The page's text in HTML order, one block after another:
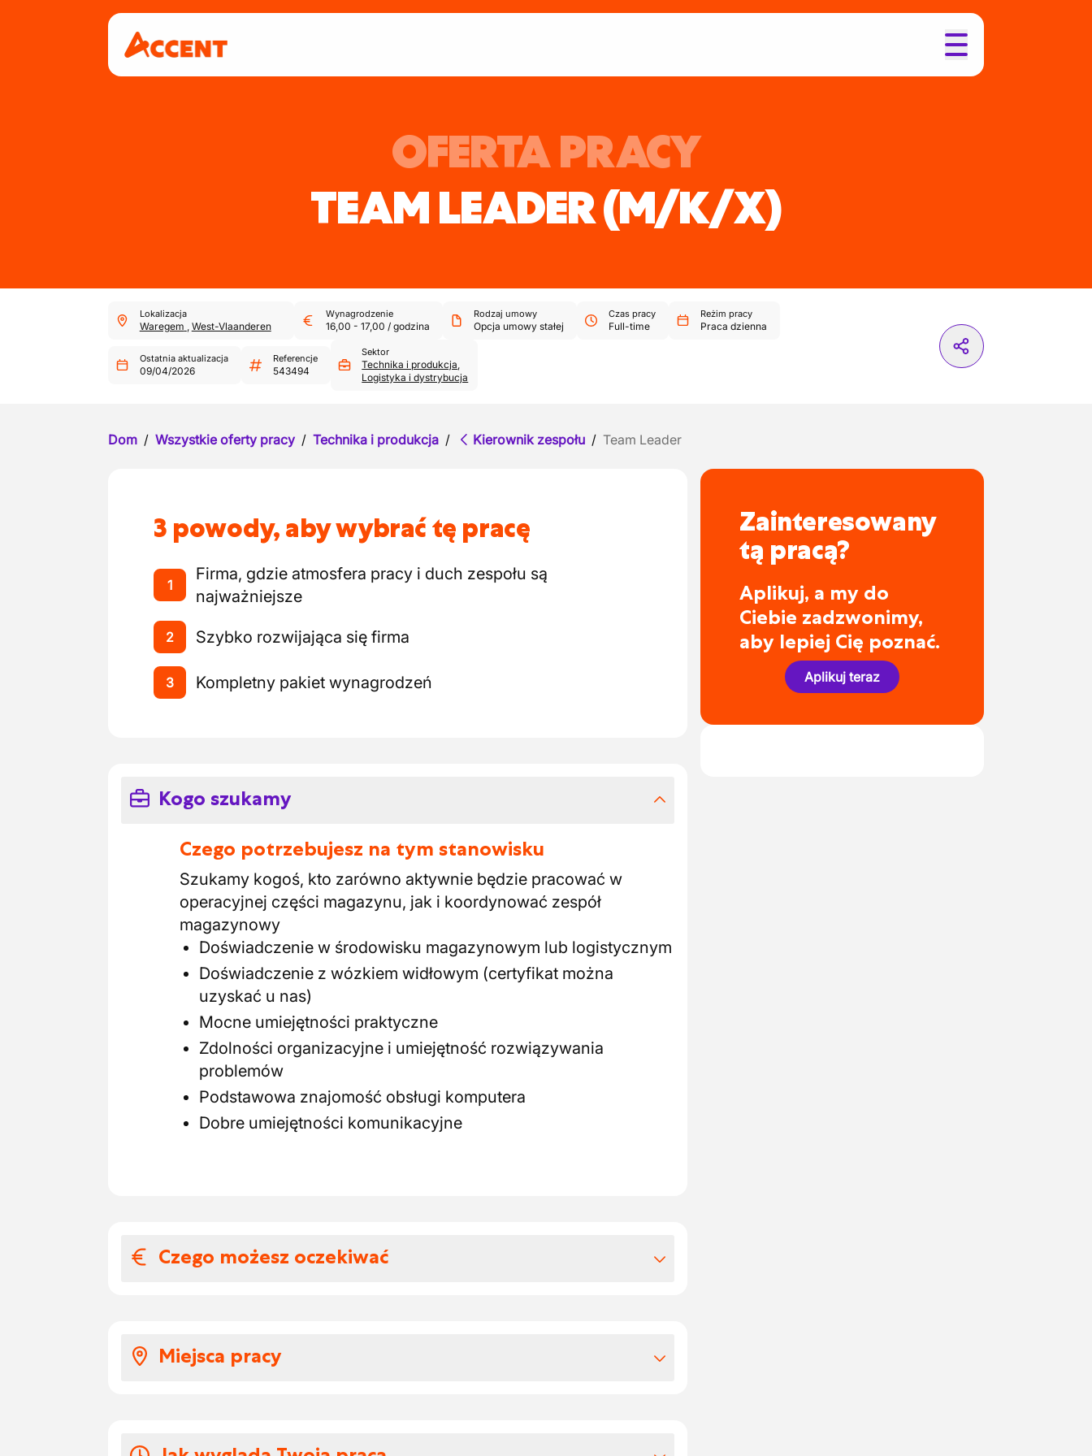
OFERTA PRACY
TEAM LEADER(M/K/X)
Lokalizacja
Waregem , West-Vlaanderen
Wynagrodzenie
16,00 - 17,00 / godzina
Rodzaj umowy
Opcja umowy stałej
Czas pracy
Full-time
Reżim pracy
Praca dzienna
Ostatnia aktualizacja
09/04/2026
Referencje
543494
Sektor
Technika i produkcja,
Logistyka i dystrybucja
Dom / Wszystkie oferty pracy / Technika i produkcja / Kierownik zespołu / Team Leader
3 powody, aby wybrać tę pracę
1
Firma, gdzie atmosfera pracy i duch zespołu są
najważniejsze
2 Szybko rozwijająca się firma
3 Kompletny pakiet wynagrodzeń
Kogo szukamy
Czego potrzebujesz na tym stanowisku
Szukamy kogoś, kto zarówno aktywnie będzie pracować w
operacyjnej części magazynu, jak i koordynować zespół
magazynowy
Doświadczenie w środowisku magazynowym lub logistycznym
Doświadczenie z wózkiem widłowym (certyfikat można
uzyskać u nas)
Mocne umiejętności praktyczne
Zdolności organizacyjne i umiejętność rozwiązywania
problemów
Podstawowa znajomość obsługi komputera
Dobre umiejętności komunikacyjne
Czego możesz oczekiwać
szkolenia są zapewniane w razie potrzeby
Miejsca pracy
współpracownikami z magazynu odpowiadasz za sprawny
Zainteresowany
tą pracą?
Aplikuj, a my do
Ciebie zadzwonimy,
aby lepiej Cię poznać.
Aplikuj teraz